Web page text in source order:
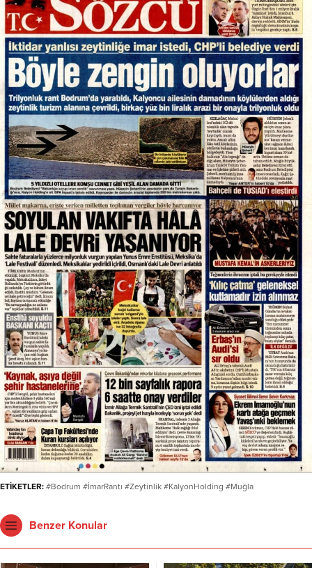
ETİKETLER: #Bodrum #İmarRantı #Zeytinlik #KalyonHolding #Muğla
Benzer Konular